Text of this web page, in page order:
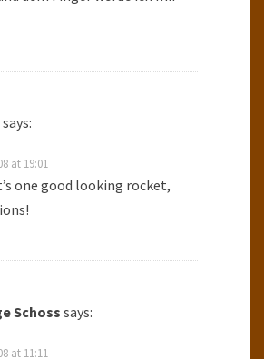
says:
at 19:01
one good looking rocket,
Schoss says:
at 11:11